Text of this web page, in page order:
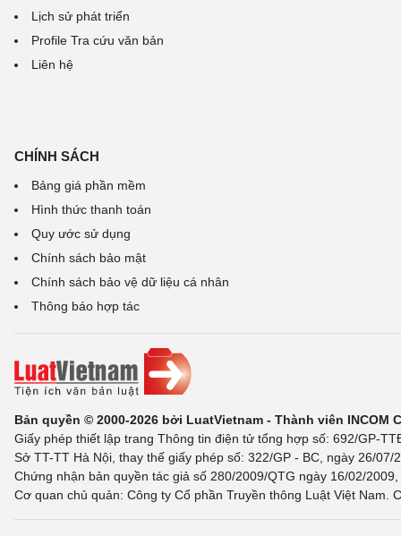
Lịch sử phát triển
Profile Tra cứu văn bản
Liên hệ
CHÍNH SÁCH
Bảng giá phần mềm
Hình thức thanh toán
Quy ước sử dụng
Chính sách bảo mật
Chính sách bảo vệ dữ liệu cá nhân
Thông báo hợp tác
Bản quyền © 2000-2026 bởi LuatVietnam - Thành viên INCOM
Giấy phép thiết lập trang Thông tin điện tử tổng hợp số: 692/GP-
Sở TT-TT Hà Nội, thay thế giấy phép số: 322/GP - BC, ngày 26/
Chứng nhận bản quyền tác giả số 280/2009/QTG ngày 16/02/
Cơ quan chủ quản: Công ty Cổ phần Truyền thông Luật Việt Nam.